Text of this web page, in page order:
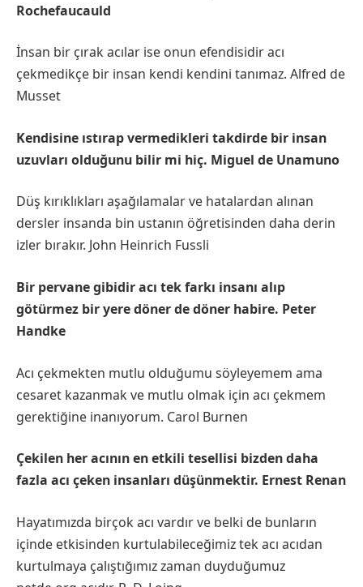
Rochefaucauld
İnsan bir çırak acılar ise onun efendisidir acı
çekmedikçe bir insan kendi kendini tanımaz. Alfred de
Musset
Kendisine ıstırap vermedikleri takdirde bir insan
uzuvları olduğunu bilir mi hiç. Miguel de Unamuno
Düş kırıklıkları aşağılamalar ve hatalardan alınan
dersler insanda bin ustanın öğretisinden daha derin
izler bırakır. John Heinrich Fussli
Bir pervane gibidir acı tek farkı insanı alıp
götürmez bir yere döner de döner habire. Peter
Handke
Acı çekmekten mutlu olduğumu söyleyemem ama
cesaret kazanmak ve mutlu olmak için acı çekmem
gerektiğine inanıyorum. Carol Burnen
Çekilen her acının en etkili tesellisi bizden daha
fazla acı çeken insanları düşünmektir. Ernest Renan
Hayatımızda birçok acı vardır ve belki de bunların
içinde etkisinden kurtulabileceğimiz tek acı acıdan
kurtulmaya çalıştığımız zaman duyduğumuz